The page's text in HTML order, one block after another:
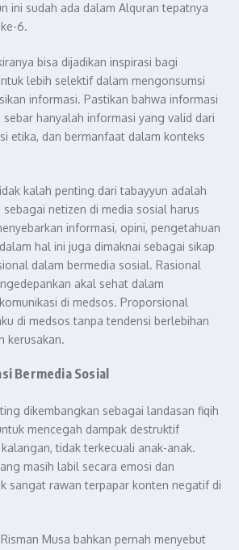
ini sudah ada dalam Alquran tepatnya
6.
bisa dijadikan inspirasi bagi
lebih selektif dalam mengonsumsi
informasi. Pastikan bahwa informasi
hanyalah informasi yang valid dari
etika, dan bermanfaat dalam konteks
kalah penting dari tabayyun adalah
sebagai netizen di media sosial harus
informasi, opini, pengetahuan
hal ini juga dimaknai sebagai sikap
dalam bermedia sosial. Rasional
akal sehat dalam
di medsos. Proporsional
di medsos tanpa tendensi berlebihan
kerusakan.
Bermedia Sosial
dikembangkan sebagai landasan fiqih
mencegah dampak destruktif
tidak terkecuali anak-anak.
masih labil secara emosi dan
sangat rawan terpapar konten negatif di
Musa bahkan pernah menyebut